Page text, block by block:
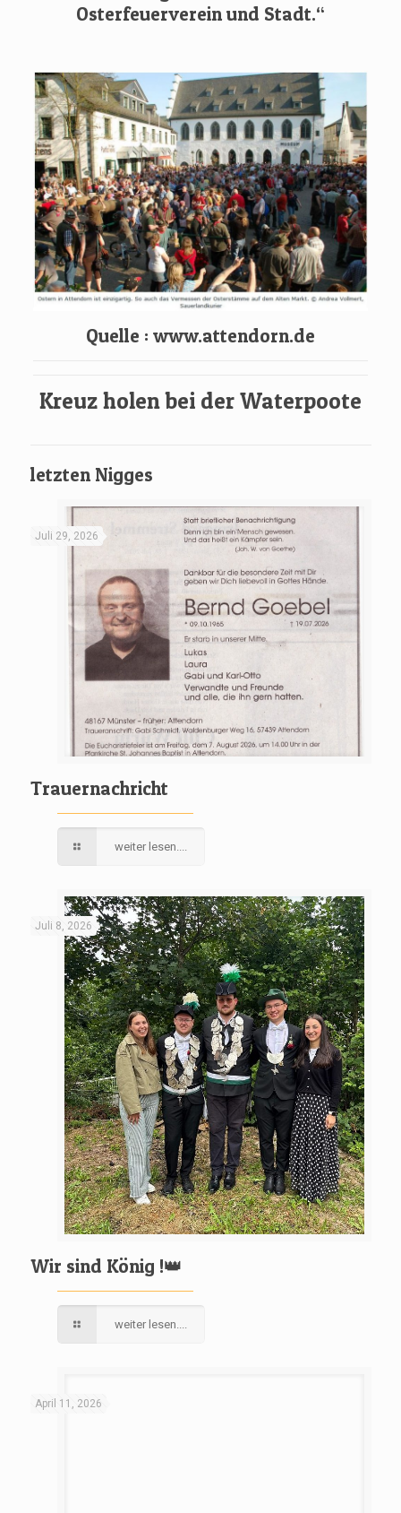
Osterfeuerverein und Stadt.“
Quelle : www.attendorn.de
Kreuz holen bei der Waterpoote
letzten Nigges
Juli 29, 2026
Trauernachricht
weiter lesen....
Juli 8, 2026
Wir sind König !👑
weiter lesen....
April 11, 2026